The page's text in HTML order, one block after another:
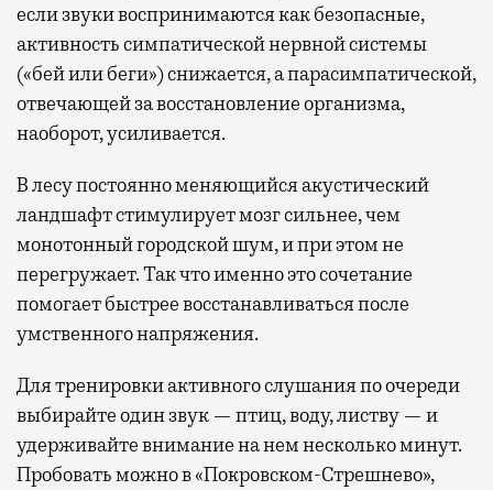
если звуки воспринимаются как безопасные,
активность симпатической нервной системы
(«бей или беги») снижается, а парасимпатической,
отвечающей за восстановление организма,
наоборот, усиливается.
В лесу постоянно меняющийся акустический
ландшафт стимулирует мозг сильнее, чем
монотонный городской шум, и при этом не
перегружает. Так что именно это сочетание
помогает быстрее восстанавливаться после
умственного напряжения.
Для тренировки активного слушания по очереди
выбирайте один звук — птиц, воду, листву — и
удерживайте внимание на нем несколько минут.
Пробовать можно в «Покровском-Стрешнево»,